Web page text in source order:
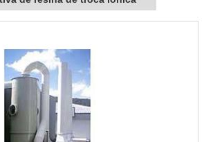
fatores, somados a um time
proativos e profissionais
excelência de ponta a ponta.
visita para acessar o site e saber
a empresa, os serviços e os